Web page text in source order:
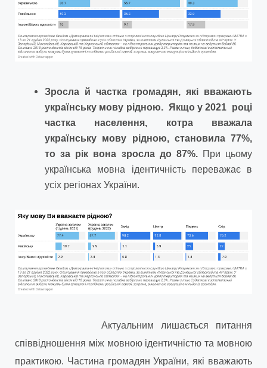
Зросла й частка громадян, які вважають
українську мову рідною.
Якщо у 2021 році
частка населення, котра вважала
українську мову рідною, становила 77%,
то за рік вона зросла до 87%.При цьому
українська мовна ідентичність переважає в
усіх регіонах України.
Актуальним лишається питання
співвідношення між мовною ідентичністю та мовною
практикою. Частина громадян України, які вважають